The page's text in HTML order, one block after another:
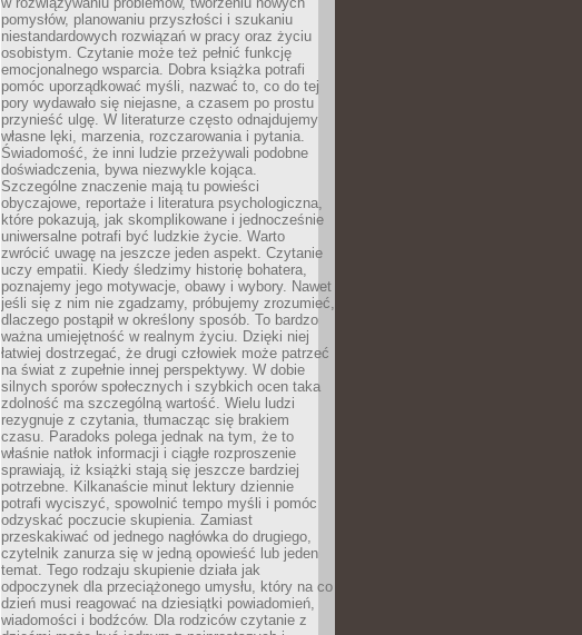
pomysłów, planowaniu przyszłości i szukaniu
niestandardowych rozwiązań w pracy oraz życiu
osobistym. Czytanie może też pełnić funkcję
emocjonalnego wsparcia. Dobra książka potrafi
pomóc uporządkować myśli, nazwać to, co do tej
pory wydawało się niejasne, a czasem po prostu
przynieść ulgę. W literaturze często odnajdujemy
własne lęki, marzenia, rozczarowania i pytania.
Świadomość, że inni ludzie przeżywali podobne
doświadczenia, bywa niezwykle kojąca.
Szczególne znaczenie mają tu powieści
obyczajowe, reportaże i literatura psychologiczna,
które pokazują, jak skomplikowane i jednocześnie
uniwersalne potrafi być ludzkie życie. Warto
zwrócić uwagę na jeszcze jeden aspekt. Czytanie
uczy empatii. Kiedy śledzimy historię bohatera,
poznajemy jego motywacje, obawy i wybory. Nawet
jeśli się z nim nie zgadzamy, próbujemy zrozumieć,
dlaczego postąpił w określony sposób. To bardzo
ważna umiejętność w realnym życiu. Dzięki niej
łatwiej dostrzegać, że drugi człowiek może patrzeć
na świat z zupełnie innej perspektywy. W dobie
silnych sporów społecznych i szybkich ocen taka
zdolność ma szczególną wartość. Wielu ludzi
rezygnuje z czytania, tłumacząc się brakiem
czasu. Paradoks polega jednak na tym, że to
właśnie natłok informacji i ciągłe rozproszenie
sprawiają, iż książki stają się jeszcze bardziej
potrzebne. Kilkanaście minut lektury dziennie
potrafi wyciszyć, spowolnić tempo myśli i pomóc
odzyskać poczucie skupienia. Zamiast
przeskakiwać od jednego nagłówka do drugiego,
czytelnik zanurza się w jedną opowieść lub jeden
temat. Tego rodzaju skupienie działa jak
odpoczynek dla przeciążonego umysłu, który na co
dzień musi reagować na dziesiątki powiadomień,
wiadomości i bodźców. Dla rodziców czytanie z